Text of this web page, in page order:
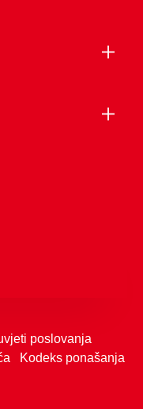
poslovanja
Kodeks ponašanja